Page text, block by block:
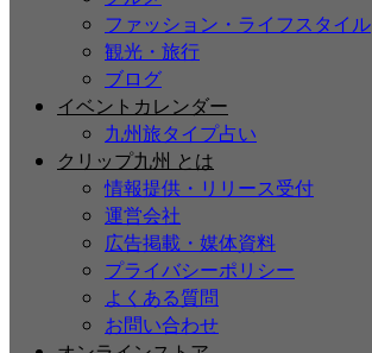
ファッション・ライフスタイル
観光・旅行
ブログ
イベントカレンダー
九州旅タイプ占い
クリップ九州 とは
情報提供・リリース受付
運営会社
広告掲載・媒体資料
プライバシーポリシー
よくある質問
お問い合わせ